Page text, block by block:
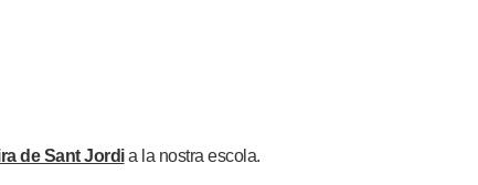
de Sant Jordia la nostra escola.